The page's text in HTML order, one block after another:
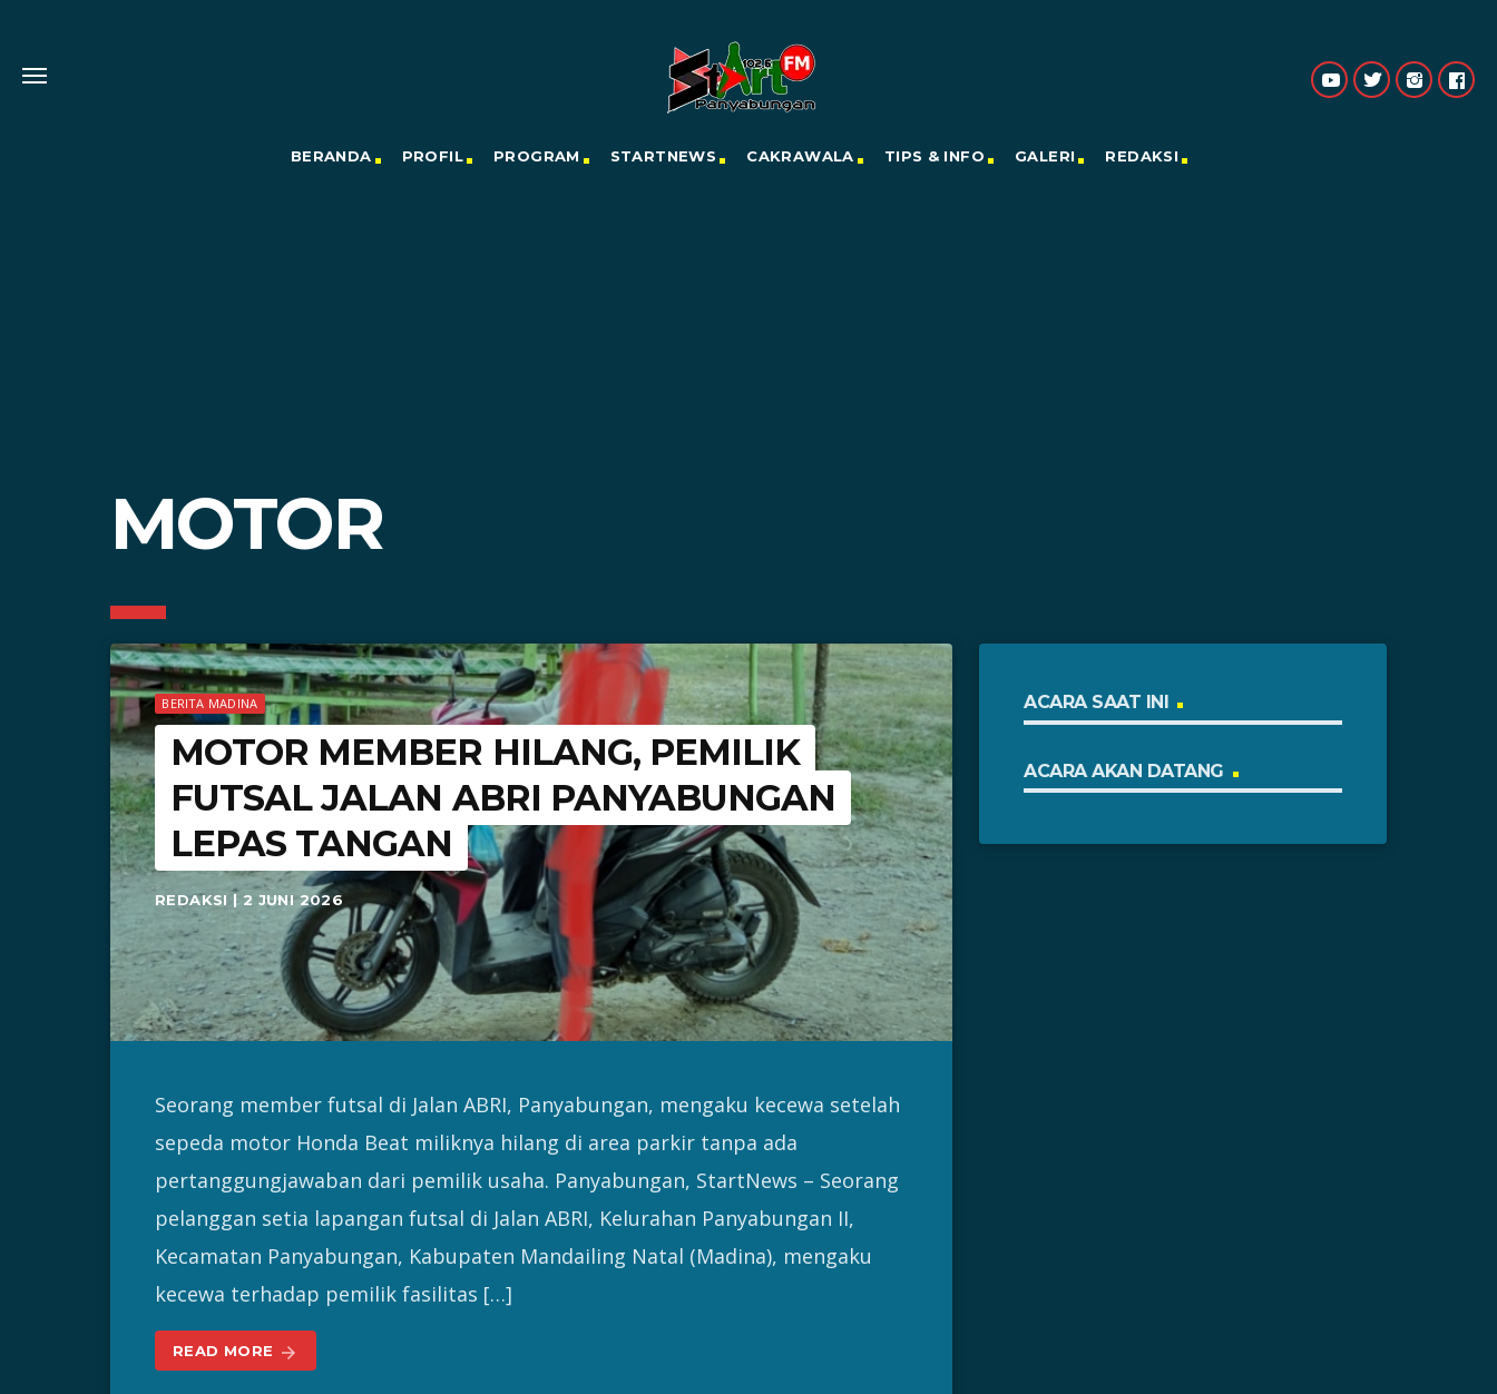
BERANDA PROFIL PROGRAM STARTNEWS CAKRAWALA TIPS & INFO GALERI REDAKSI
MOTOR
BERITA MADINA
MOTOR MEMBER HILANG, PEMILIK
FUTSAL JALAN ABRI PANYABUNGAN
LEPAS TANGAN
REDAKSI | 2 JUNI 2026
Seorang member futsal di Jalan ABRI, Panyabungan, mengaku kecewa setelah
sepeda motor Honda Beat miliknya hilang di area parkir tanpa ada
pertanggungjawaban dari pemilik usaha. Panyabungan, StartNews – Seorang
pelanggan setia lapangan futsal di Jalan ABRI, Kelurahan Panyabungan II,
Kecamatan Panyabungan, Kabupaten Mandailing Natal (Madina), mengaku
kecewa terhadap pemilik fasilitas […]
READ MORE arrow_forward
ACARA SAAT INI
ACARA AKAN DATANG